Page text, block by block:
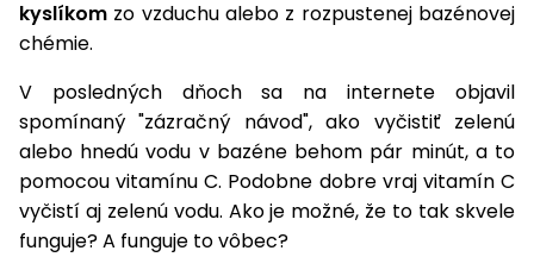
Náhradné
Vidly
Štiepačky
dreva
Drviče
vetiev
Špalíkovače
Fukáre a
boxy
Ochrana
Záhradné
koše
Krhly
obrubníky
textílie
Odpudzovače
a pasce
Príslušenstvo
stoly
dosky
Transportéry
Rezačky
na
Seniorské
vozíky
Prilby
Doplnky
kyslíkom zo vzduchu alebo z rozpustenej bazénovej
chémie.
V posledných dňoch sa na internete objavil
spomínaný "zázračný návod", ako vyčistiť zelenú
alebo hnedú vodu v bazéne behom pár minút, a to
pomocou vitamínu C. Podobne dobre vraj vitamín C
vyčistí aj zelenú vodu. Ako je možné, že to tak skvele
funguje? A funguje to vôbec?